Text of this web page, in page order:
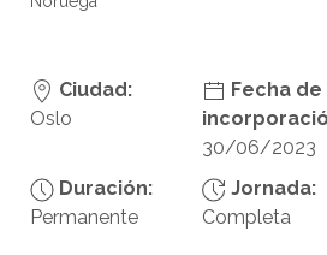
Ciudad:
Oslo
Fecha de
30/06/2023
Duración:
Permanente
Jornada:
Completa